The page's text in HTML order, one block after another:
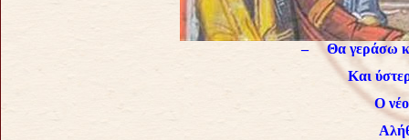
– Θα γεράσω
Και
Ο